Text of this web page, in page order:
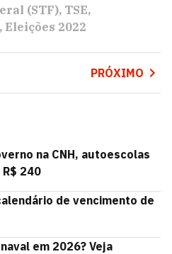
(STF) TSE
Eleições 2022
PRÓXIMO
na CNH, autoescolas
240
de vencimento de
em 2026? Veja